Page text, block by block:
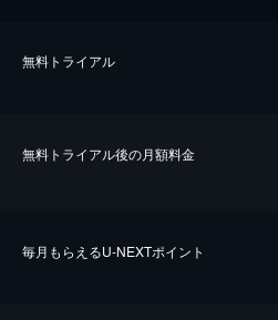
無料トライアル
無料トライアル後の⽉額料金
毎⽉もらえるU-NEXTポイント